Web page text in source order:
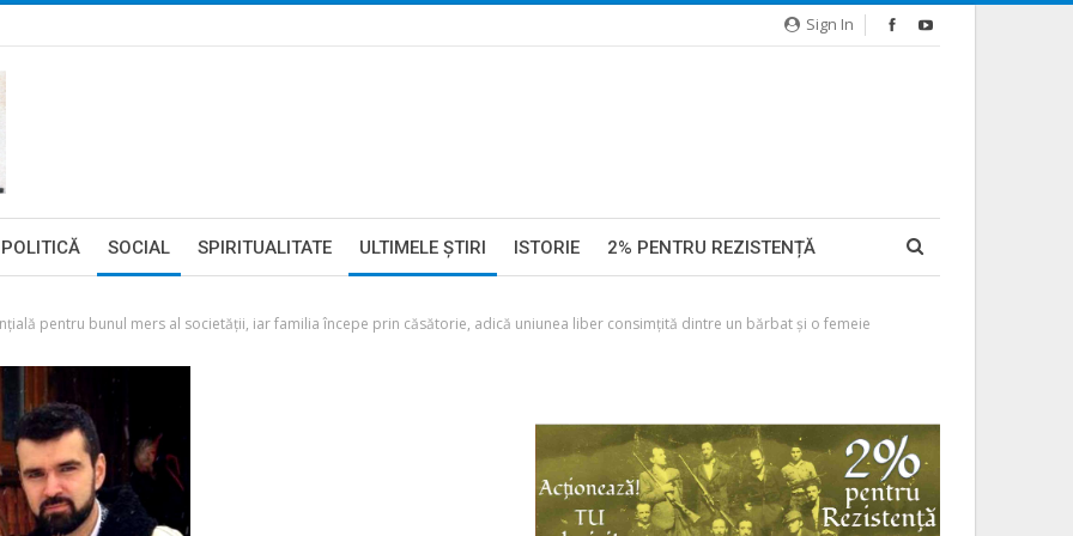
Sign In
POLITICĂ SOCIAL SPIRITUALITATE ULTIMELE ŞTIRI ISTORIE 2% PENTRU REZISTENȚĂ
pentru bunul mers al societății, iar familia începe prin căsătorie, adică uniunea liber consimțită dintre un bărbat și o femeie